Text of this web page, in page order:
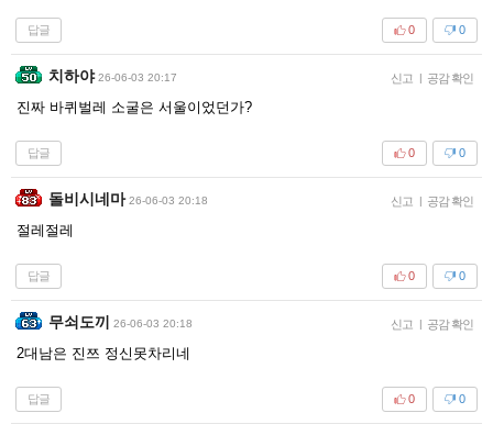
답글 0
0
치하야 26-06-03 20:17 신고 | 공감 확인
진짜 바퀴벌레 소굴은 서울이었던가?
답글 0
0
돌비시네마 26-06-03 20:18 신고 | 공감 확인
절레절레
답글 0
0
무쇠도끼 26-06-03 20:18 신고 | 공감 확인
2대남은 진쯔 정신못차리네
답글 0
0